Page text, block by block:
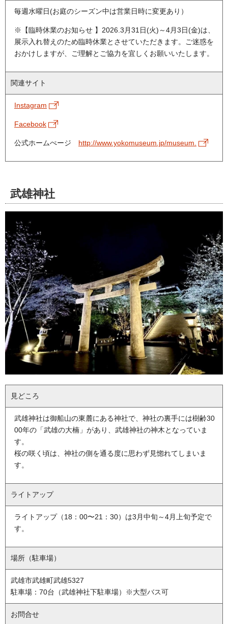
毎週水曜日(お庭のシーズン中は営業日時に変更あり）
※【臨時休業のお知らせ 】2026.3月31日(火)～4月3日(金)は、
展示入れ替えのため臨時休業とさせていただきます。ご迷惑を
おかけしますが、ご理解とご協力を宜しくお願いいたします。
関連サイト
Instagram
Facebook
公式ホームぺージ http://www.yokomuseum.jp/museum.
武雄神社
見どころ
武雄神社は御船山の東麓にある神社で、神社の裏手には樹齢30
00年の「武雄の大楠」があり、武雄神社の神木となっていま
す。
桜の咲く頃は、神社の側を通る度に思わず見惚れてしまいま
す。
ライトアップ
ライトアップ（18：00〜21：30）は3月中旬～4月上旬予定で
す。
場所（駐車場）
武雄市武雄町武雄5327
駐車場：70台（武雄神社下駐車場）※大型バス可
お問合せ